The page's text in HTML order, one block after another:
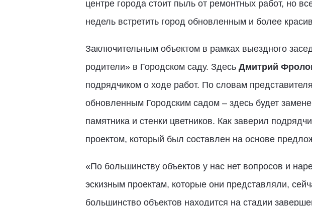
центре города стоит пыль от ремонтных работ, но
недель встретить город обновленным и более
Заключительным объектом в рамках выездного
родители» в Городском саду. Здесь Дмитрий
подрядчиком о ходе работ. По словам
обновленным Городским садом – здесь будет
памятника и стенки цветников. Как заверил
проектом, который был составлен на основе
«По большинству объектов у нас нет вопросов и
эскизным проектам, которые они представляли,
большинство объектов находится на стадии